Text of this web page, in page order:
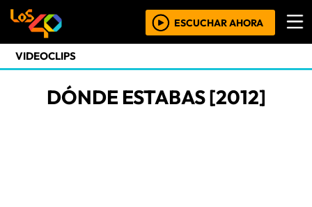
ESCUCHAR AHORA
VIDEOCLIPS
DÓNDE ESTABAS [2012]